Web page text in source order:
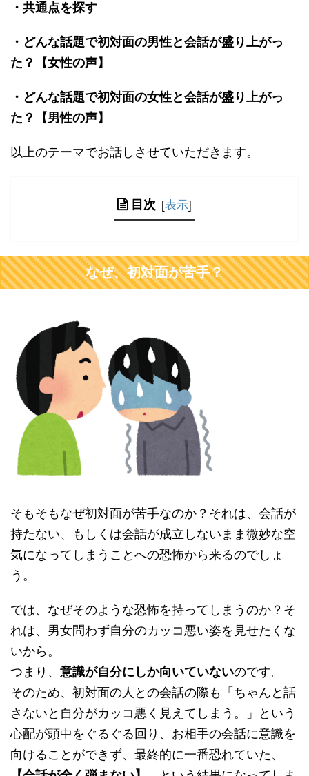
・共通点を探す
・どんな話題で初対面の男性と会話が盛り上がっ
た？【女性の声】
・どんな話題で初対面の女性と会話が盛り上がっ
た？【男性の声】
以上のテーマでお話しさせていただきます。
目次 [表示]
なぜ、初対面が苦手？
そもそもなぜ初対面が苦手なのか？それは、会話が
持たない、もしくは会話が成立しないまま微妙な空
気になってしまうことへの恐怖から来るのでしょ
う。
では、なぜそのような恐怖を持ってしまうのか？そ
れは、男女問わず自分のカッコ悪い姿を見せたくな
いから。
つまり、 意識が自分にしか向いていないのです。
そのため、初対面の人との会話の際も「ちゃんと話
さないと自分がカッコ悪く見えてしまう。」という
心配が頭中をぐるぐる回り、お相手の会話に意識を
向けることができず、最終的に一番恐れていた、